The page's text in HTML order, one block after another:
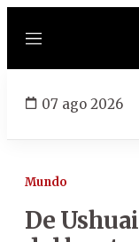
Menú
07 ago 2026
Mundo
De